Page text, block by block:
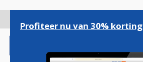
gaan
Profiteer nu van 30% korting